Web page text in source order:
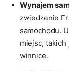
Wynajem
zwiedzenie
samochodu.
miejsc, takich
winnice.